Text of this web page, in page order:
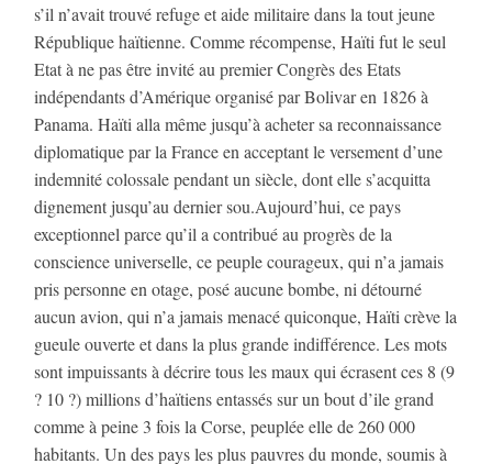
s’il n’avait trouvé refuge et aide militaire dans la tout jeune
République haïtienne. Comme récompense, Haïti fut le seul
Etat à ne pas être invité au premier Congrès des Etats
indépendants d’Amérique organisé par Bolivar en 1826 à
Panama. Haïti alla même jusqu’à acheter sa reconnaissance
diplomatique par la France en acceptant le versement d’une
indemnité colossale pendant un siècle, dont elle s’acquitta
dignement jusqu’au dernier sou.Aujourd’hui, ce pays
exceptionnel parce qu’il a contribué au progrès de la
conscience universelle, ce peuple courageux, qui n’a jamais
pris personne en otage, posé aucune bombe, ni détourné
aucun avion, qui n’a jamais menacé quiconque, Haïti crève la
gueule ouverte et dans la plus grande indifférence. Les mots
sont impuissants à décrire tous les maux qui écrasent ces 8 (9
? 10 ?) millions d’haïtiens entassés sur un bout d’ile grand
comme à peine 3 fois la Corse, peuplée elle de 260 000
habitants. Un des pays les plus pauvres du monde, soumis à